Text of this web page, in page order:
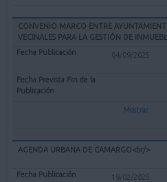
CONVENIO MARCO ENTRE
VECINALES PARA LA GESTIÓN DE
04/09/2025
Mostrar
AGENDA URBANA DE CAMARGO<br/>
19/02/2025